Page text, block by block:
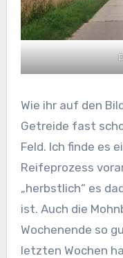
Wie ihr auf den
Getreide fast
Feld. Ich finde es
Reifeprozess
„herbstlich“ es
ist. Auch die
Wochenende so
letzten Wochen